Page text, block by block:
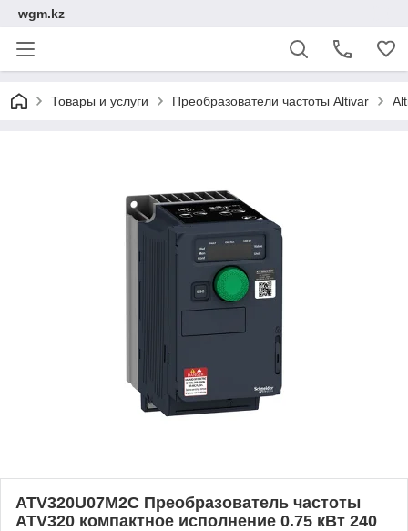
wgm.kz
Товары и услуги Преобразователи частоты Altivar
ATV320U07M2C Преобразователь частоты
ATV320 компактное исполнение 0.75 кВт 240